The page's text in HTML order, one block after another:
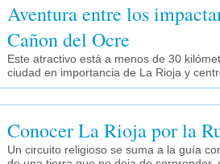
Aventura entre los
Cañon del Ocre
Este atractivo está a menos de 30
ciudad en importancia de La Rioja y
Conocer La Rioja por la
Un circuito religioso se suma a la guía